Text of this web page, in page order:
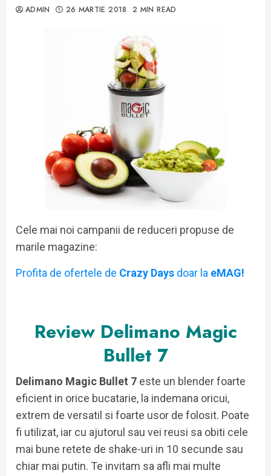
ADMIN 26 MARTIE 2018 2 MIN READ
Cele mai noi campanii de reduceri propuse de
marile magazine:
Profita de ofertele de Crazy Days doar la eMAG!
Review Delimano Magic
Bullet 7
Delimano Magic Bullet 7 este un blender foarte
eficient in orice bucatarie, la indemana oricui,
extrem de versatil si foarte usor de folosit. Poate
fi utilizat, iar cu ajutorul sau vei reusi sa obiti cele
mai bune retete de shake-uri in 10 secunde sau
chiar mai putin. Te invitam sa afli mai multe